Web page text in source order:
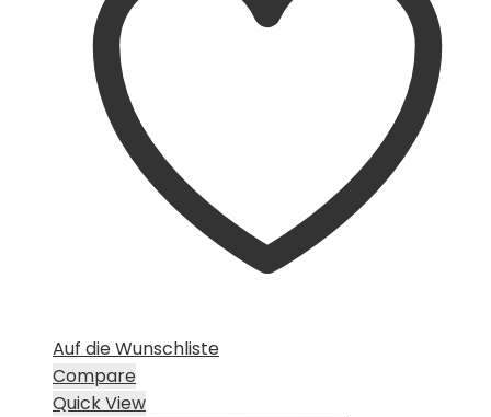
Auf die Wunschliste
Compare
Quick View